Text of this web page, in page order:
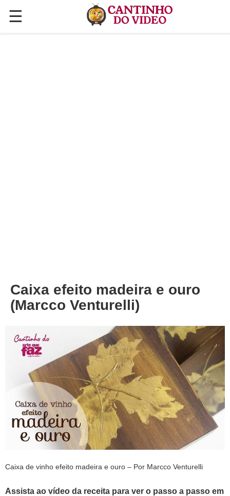
☰
✕
Caixa efeito madeira e ouro
(Marcco Venturelli)
Caixa de vinho efeito madeira e ouro – Por Marcco Venturelli
Assista ao vídeo da receita para ver o passo a passo em